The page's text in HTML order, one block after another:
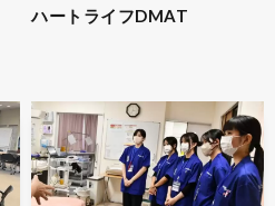
ハートライフDMAT